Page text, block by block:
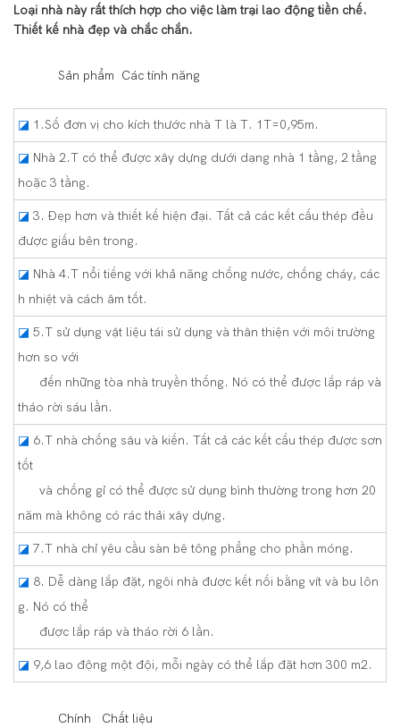
Loại nhà này rất thích hợp cho việc làm trại lao động tiền chế.
Thiết kế nhà đẹp và chắc chắn.
Sản phẩm Các tính năng
◪ 1.Số đơn vị cho kích thước nhà T là T. 1T=0,95m.
◪ Nhà 2.T có thể được xây dựng dưới dạng nhà 1 tầng, 2 tầng
hoặc 3 tầng.
◪ 3. Đẹp hơn và thiết kế hiện đại. Tất cả các kết cấu thép đều
được giấu bên trong.
◪ Nhà 4.T nổi tiếng với khả năng chống nước, chống cháy, các
h nhiệt và cách âm tốt.
◪ 5.T sử dụng vật liệu tái sử dụng và thân thiện với môi trường
hơn so với
đến những tòa nhà truyền thống. Nó có thể được lắp ráp và
tháo rời sáu lần.
◪ 6.T nhà chống sâu và kiến. Tất cả các kết cấu thép được sơn
tốt
và chống gỉ có thể được sử dụng bình thường trong hơn 20
năm mà không có rác thải xây dựng.
◪ 7.T nhà chỉ yêu cầu sàn bê tông phẳng cho phần móng.
◪ 8. Dễ dàng lắp đặt, ngôi nhà được kết nối bằng vít và bu lôn
g. Nó có thể
được lắp ráp và tháo rời 6 lần.
◪ 9,6 lao động một đội, mỗi ngày có thể lắp đặt hơn 300 m2.
Chính Chất liệu